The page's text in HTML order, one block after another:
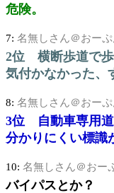
危険。
7: 名無しさん＠おーぷ
2位 横断歩道で
気付かなかった、
8: 名無しさん＠おーぷ
3位 自動車専用
分かりにくい標識
10: 名無しさん＠おー
バイパスとか？